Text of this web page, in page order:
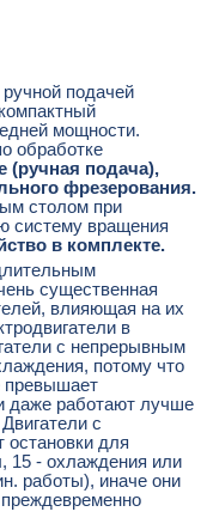
ручной подачей
мощности.
обработке
(ручная подача),
фрезерования.
столом при
систему вращения
в комплекте.
существенная
влияющая на их
в
с непрерывным
потому что
превышает
даже работают лучше
с
для
15 - охлаждения или
работы), иначе они
преждевременно